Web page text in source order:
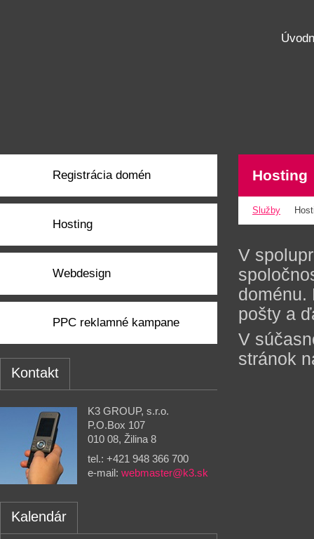
Registrácia domén
Hosting
Webdesign
PPC reklamné kampane
Kontakt
K3 GROUP, s.r.o.
P.O.Box 107
010 08, Žilina 8
tel.: +421 948 366 700
e-mail:webmaster@k3.sk
Kalendár
Hosting
Služby
V
doménu.
pošty a
V
stránok